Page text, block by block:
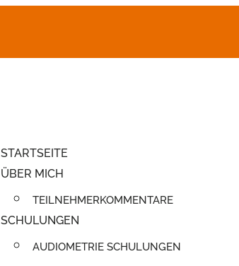
STARTSEITE
ÜBER MICH
TEILNEHMERKOMMENTARE
SCHULUNGEN
AUDIOMETRIE SCHULUNGEN